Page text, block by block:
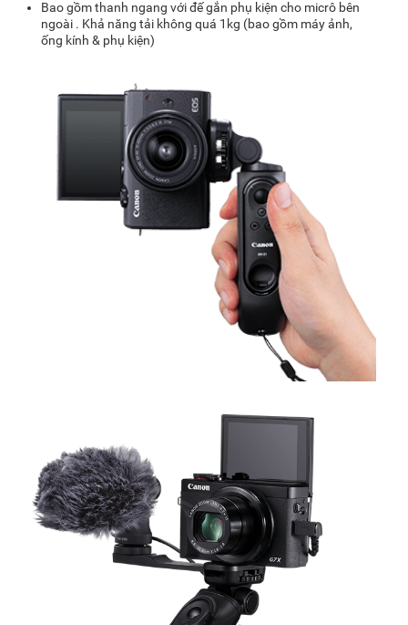
Bao gồm thanh ngang với đế gắn phụ kiện cho micrô bên
ngoài . Khả năng tải không quá 1kg (bao gồm máy ảnh,
ống kính & phụ kiện)